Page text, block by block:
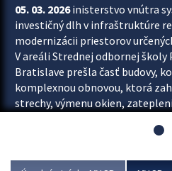
05. 03. 2026inisterstvo vnútra
investičný dlh v infraštruktúre
modernizácii priestorov
V areáli Strednej odbornej školy
Bratislave prešla časť budovy,
komplexnou obnovou, ktorá
strechy, výmenu okien,
aj interiéru, kde vznikli nové